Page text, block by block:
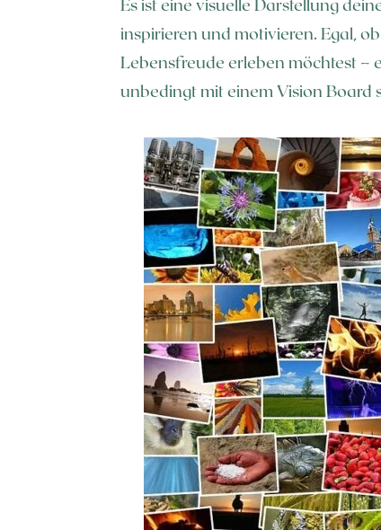
Es ist eine visuelle Darstellung
inspirieren und motivieren. Egal,
Lebensfreude erleben möchtest –
unbedingt mit einem Vision Board